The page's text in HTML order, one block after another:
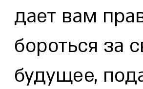
дает вам
бороться за
будущее,